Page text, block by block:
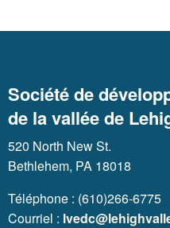
Société de
de la vallée de
520 North New St.
Bethlehem, PA 18018
Téléphone : (610)266-6775
Courriel :